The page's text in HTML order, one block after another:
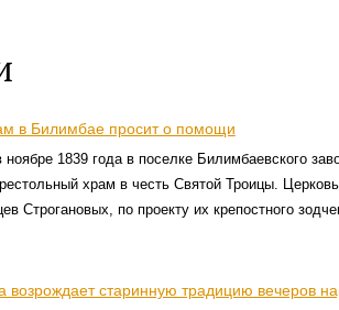
в Билимбае просит о помощи
ноябре 1839 года в поселке Билимбаевского
храм в честь Святой Троицы.
Строгановых, по проекту их крепостного
возрождает старинную традицию вечеров